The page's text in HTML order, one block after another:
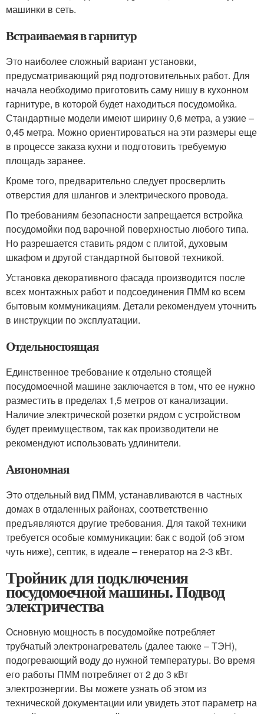
машинки в сеть.
Встраиваемая в гарнитур
Это наиболее сложный вариант установки,
предусматривающий ряд подготовительных работ. Для
начала необходимо приготовить саму нишу в кухонном
гарнитуре, в которой будет находиться посудомойка.
Стандартные модели имеют ширину 0,6 метра, а узкие –
0,45 метра. Можно ориентироваться на эти размеры еще
в процессе заказа кухни и подготовить требуемую
площадь заранее.
Кроме того, предварительно следует просверлить
отверстия для шлангов и электрического провода.
По требованиям безопасности запрещается встройка
посудомойки под варочной поверхностью любого типа.
Но разрешается ставить рядом с плитой, духовым
шкафом и другой стандартной бытовой техникой.
Установка декоративного фасада производится после
всех монтажных работ и подсоединения ПММ ко всем
бытовым коммуникациям. Детали рекомендуем уточнить
в инструкции по эксплуатации.
Отдельностоящая
Единственное требование к отдельно стоящей
посудомоечной машине заключается в том, что ее нужно
разместить в пределах 1,5 метров от канализации.
Наличие электрической розетки рядом с устройством
будет преимуществом, так как производители не
рекомендуют использовать удлинители.
Автономная
Это отдельный вид ПММ, устанавливаются в частных
домах в отдаленных районах, соответственно
предъявляются другие требования. Для такой техники
требуется особые коммуникации: бак с водой (об этом
чуть ниже), септик, в идеале – генератор на 2-3 кВт.
Тройник для подключения
посудомоечной машины. Подвод
электричества
Основную мощность в посудомойке потребляет
трубчатый электронагреватель (далее также – ТЭН),
подогревающий воду до нужной температуры. Во время
его работы ПММ потребляет от 2 до 3 кВт
электроэнергии. Вы можете узнать об этом из
технической документации или увидеть этот параметр на